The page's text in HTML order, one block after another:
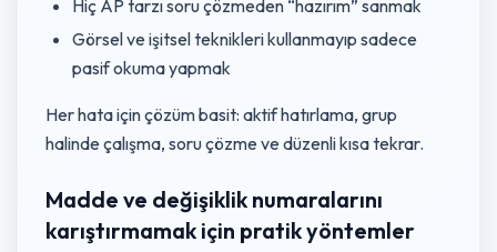
Hiç AP tarzı soru çözmeden “hazırım” sanmak
Görsel ve işitsel teknikleri kullanmayıp sadece
pasif okuma yapmak
Her hata için çözüm basit: aktif hatırlama, grup
halinde çalışma, soru çözme ve düzenli kısa tekrar.
Madde ve değişiklik numaralarını
karıştırmamak için pratik yöntemler